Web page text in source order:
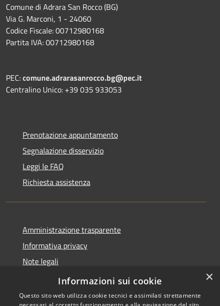
Comune di Adrara San Rocco (BG)
Via G. Marconi, 1 - 24060
Codice Fiscale: 00712980168
Partita IVA: 00712980168
PEC:comune.adrarasanrocco.bg@pec.it
Centralino Unico: +39 035 933053
Prenotazione appuntamento
Segnalazione disservizio
Leggi le FAQ
Richiesta assistenza
Amministrazione trasparente
Informativa privacy
Note legali
Dichiarazione di accessibilità
×
Informazioni sui cookie
Questo sito web utilizza cookie tecnici e assimilati strettamente